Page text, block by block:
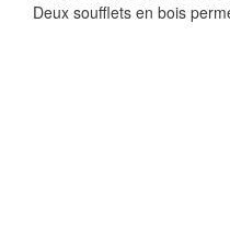
Deux soufflets en bois